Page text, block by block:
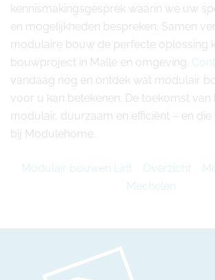
kennismakingsgesprek waarin we uw
en mogelijkheden bespreken. Samen
modulaire bouw de perfecte oplossing
bouwproject in Malle en omgeving.
vandaag nog en ontdek wat modulair
voor u kan betekenen. De toekomst van
modulair, duurzaam en efficiënt – en
bij Modulehome.
Modulair bouwen Lint Overzicht
Mechelen